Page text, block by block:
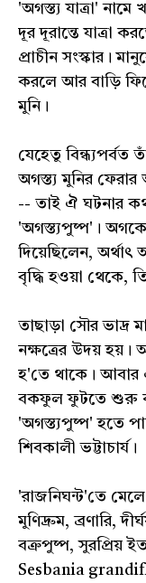
'অগস্ত্য যাত্রা' নামে
দূর দূরান্তে যাত্রা
প্রাচীন সংস্কার।
করলে আর বাড়ি
মুনি।
যেহেতু বিন্ধ্যপর্বত
অগস্ত্য মুনির
-- তাই ঐ ঘটনার
'অগস্ত্যপুষ্প'। অগকে
দিয়েছিলেন,
বৃদ্ধি হওয়া থেকে,
তাছাড়া সৌর ভাদ্র
নক্ষত্রের উদয় হয়।
হ'তে থাকে। আবার
বকফুল ফুটতে শুরু
'অগস্ত্যপুষ্প' হতে
শিবকালী ভট্টাচার্য।
'রাজনিঘন্ট'তে
মুণিদ্রুম, ব্রণারি,
বক্রপুষ্প, সুরপ্রিয়
Sesbania